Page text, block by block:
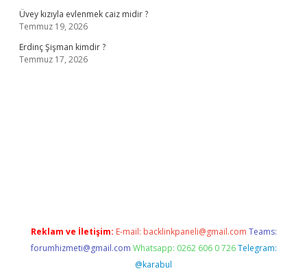
Üvey kızıyla evlenmek caiz midir ?
Temmuz 19, 2026
Erdinç Şişman kimdir ?
Temmuz 17, 2026
Reklam ve İletişim: E-mail: backlinkpaneli@gmail.com Teams:
forumhizmeti@gmail.com Whatsapp: 0262 606 0 726 Telegram:
@karabul